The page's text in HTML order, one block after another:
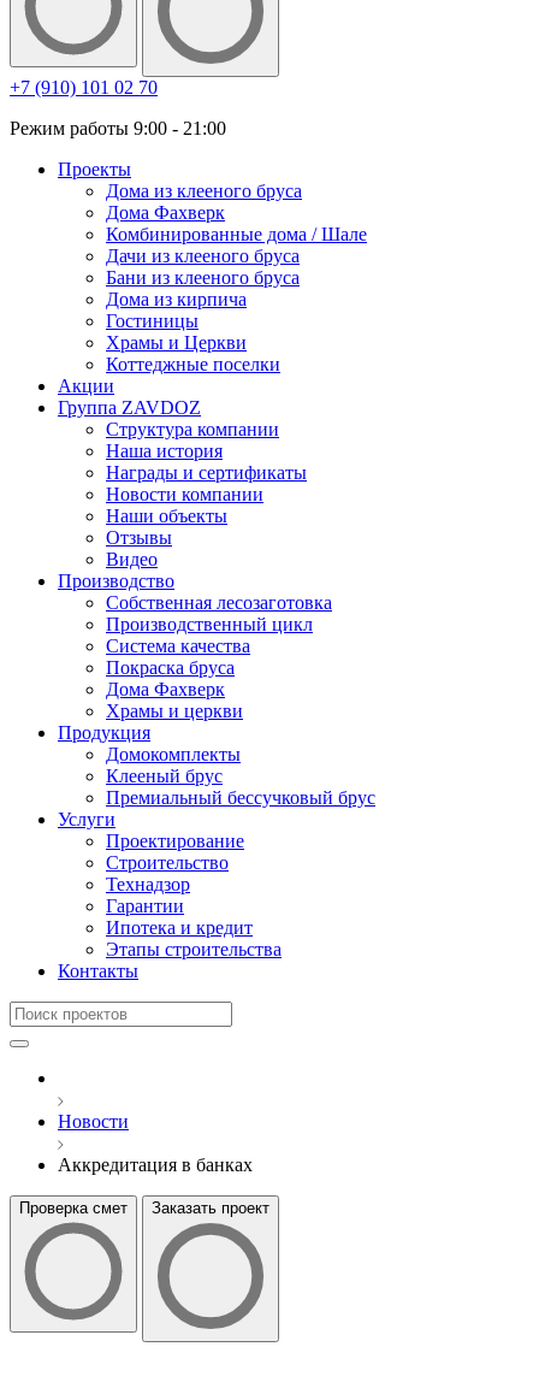
+7 (910) 101 02 70
Режим работы 9:00 - 21:00
Проекты
Дома из клееного бруса
Дома Фахверк
Комбинированные дома / Шале
Дачи из клееного бруса
Бани из клееного бруса
Дома из кирпича
Гостиницы
Храмы и Церкви
Коттеджные поселки
Акции
Группа ZAVDOZ
Структура компании
Наша история
Награды и сертификаты
Новости компании
Наши объекты
Отзывы
Видео
Производство
Собственная лесозаготовка
Производственный цикл
Система качества
Покраска бруса
Дома Фахверк
Храмы и церкви
Продукция
Домокомплекты
Клееный брус
Премиальный бессучковый брус
Услуги
Проектирование
Строительство
Технадзор
Гарантии
Ипотека и кредит
Этапы строительства
Контакты
Новости
Аккредитация в банках
Проверка смет Заказать проект